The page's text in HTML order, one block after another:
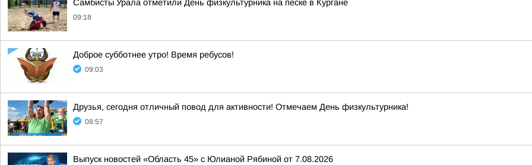
Самбисты Урала отметили День физкультурника на песке в Кургане
09:18
Доброе субботнее утро! Время ребусов!
09:03
Друзья, сегодня отличный повод для активности! Отмечаем День физкультурника!
08:57
Выпуск новостей «Область 45» с Юлианой Рябиной от 7.08.2026